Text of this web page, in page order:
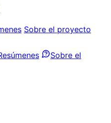
Sobre el proyecto
Sobre el